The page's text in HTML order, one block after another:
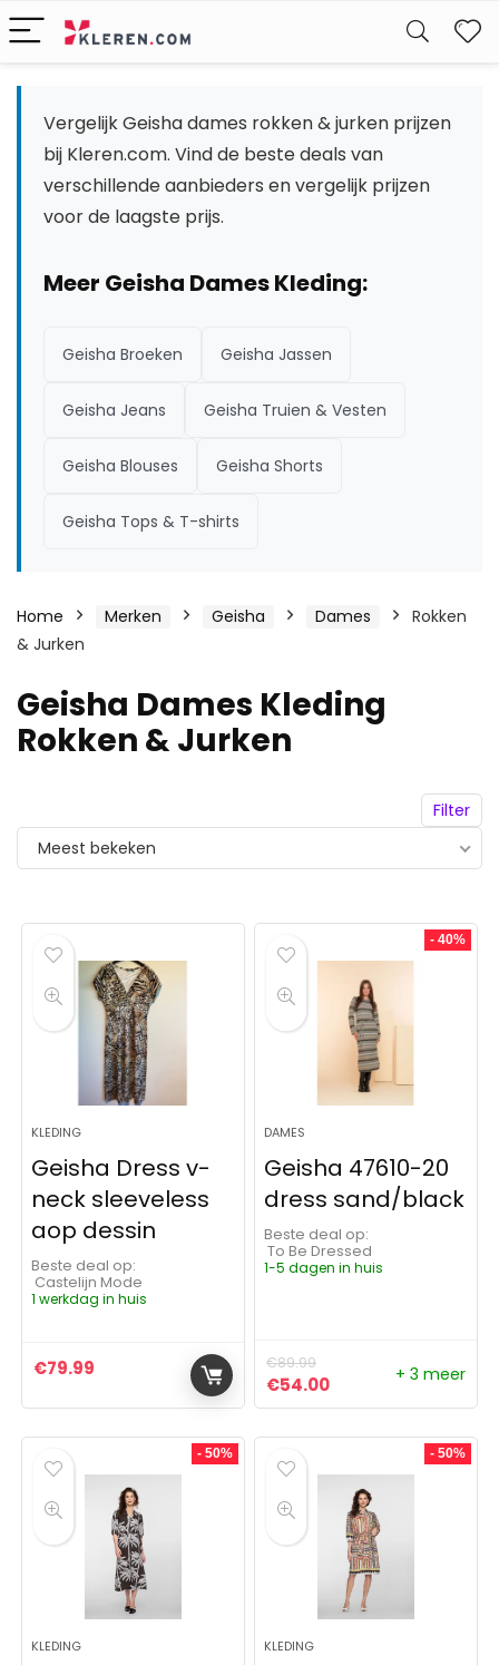
Vergelijk Geisha dames rokken & jurken prijzen
bij Kleren.com. Vind de beste deals van
verschillende aanbieders en vergelijk prijzen
voor de laagste prijs.
Meer Geisha Dames Kleding:
Geisha Broeken Geisha Jassen
Geisha Jeans Geisha Truien & Vesten
Geisha Blouses Geisha Shorts
Geisha Tops & T-shirts
Home Merken Geisha Dames
Rokken
& Jurken
Geisha Dames Kleding
Rokken & Jurken
Filter
Meest bekeken
KLEDING
Geisha Dress v-
neck sleeveless
aop dessin
Beste deal op:
Castelijn Mode
1 werkdag in huis
€79.99
- 40%
DAMES
Geisha 47610-20
dress sand/black
Beste deal op:
To Be Dressed
1-5 dagen in huis
€89.99
Oorspronkelijke prijs
€54.00Huidige prijs is:
+ 3 meer
- 50%
KLEDING
- 50%
KLEDING